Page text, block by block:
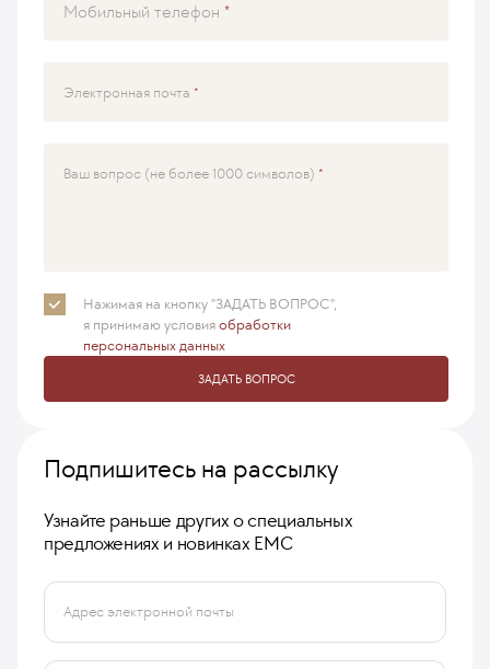
Мобильный телефон
Электронная почта
Ваш вопрос (не более 1000 символов)
Нажимая на кнопку "ЗАДАТЬ ВОПРОС",
я принимаюусловияобработки
персональных данных
ЗАДАТЬ ВОПРОС
Подпишитесь на рассылку
Узнайте раньше других о специальных
предложениях и новинках ЕМС
Адрес электронной почты